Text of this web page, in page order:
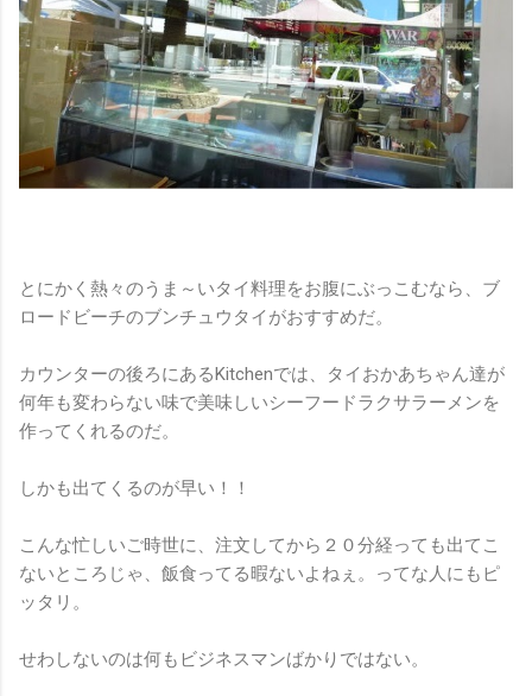
とにかく熱々のうま～いタイ料理をお腹にぶっこむなら、ブ
ロードビーチのブンチュウタイがおすすめだ。
カウンターの後ろにあるKitchenでは、タイおかあちゃん達が
何年も変わらない味で美味しいシーフードラクサラーメンを
作ってくれるのだ。
しかも出てくるのが早い！！
こんな忙しいご時世に、注文してから２０分経っても出てこ
ないところじゃ、飯食ってる暇ないよねぇ。ってな人にもピ
ッタリ。
せわしないのは何もビジネスマンばかりではない。